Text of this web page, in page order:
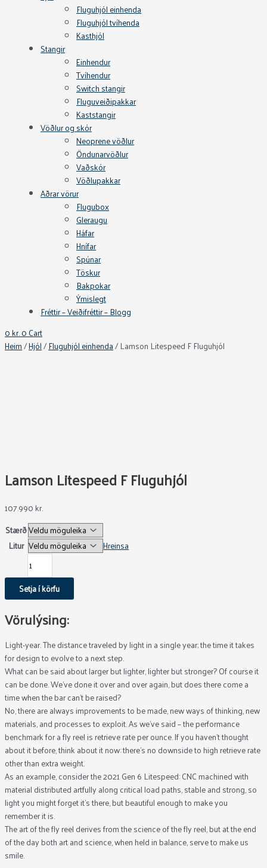
Fluguhjól einhenda
Fluguhjól tvíhenda
Kasthjól
Stangir
Einhendur
Tvíhendur
Switch stangir
Fluguveiðipakkar
Kaststangir
Vöðlur og skór
Neoprene vöðlur
Öndunarvöðlur
Vaðskór
Vöðlupakkar
Aðrar vörur
Flugubox
Gleraugu
Háfar
Hnífar
Spúnar
Töskur
Bakpokar
Ýmislegt
Fréttir – Veiðifréttir – Blogg
0kr.0Cart
Heim/Hjól/Fluguhjól einhenda/ Lamson Litespeed F Fluguhjól
Lamson Litespeed F Fluguhjól
107.990kr.
Stærð
Litur
Hreinsa
Setja í körfu
Vörulýsing:
Light-year. The distance traveled by light in a single year; the time it takes
for design to evolve to a next step.
What can be said about larger but lighter, lighter but stronger? Of course it
can be done. We’ve done it over and over again, but does there come a
time when the bar can’t be raised?
No, there are always improvements to be made, new ways of thinking, new
materials, and processes to exploit. As we’ve said – the performance
benchmark for a fly reel is retrieve rate per ounce. If you haven’t thought
about it before, think about it now: there’s no downside to high retrieve rate
other than extra weight.
As an example, consider the 2021 Gen 6 Litespeed: CNC machined with
material distributed artfully along critical load paths, stable and strong, so
light you might forget it’s there, but beautiful enough to make you
remember it is.
The art of the fly reel derives from the science of the fly reel, but at the end
of the day both art and science, when held in balance, serve to make us
smile.